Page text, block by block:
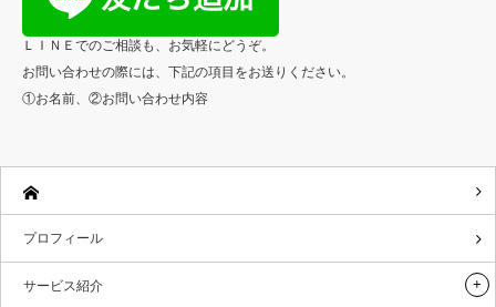
ＬＩＮＥでのご相談も、お気軽にどうぞ。
お問い合わせの際には、下記の項目をお送りください。
①お名前、②お問い合わせ内容
プロフィール
サービス紹介